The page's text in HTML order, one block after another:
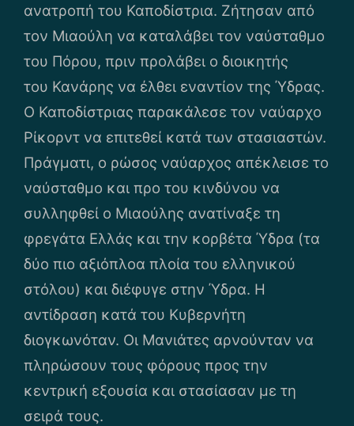
ανατροπή του Καποδίστρια. Ζήτησαν από
τον Μιαούλη να καταλάβει τον ναύσταθμο
του Πόρου, πριν προλάβει ο διοικητής
του Κανάρης να έλθει εναντίον της Ύδρας.
Ο Καποδίστριας παρακάλεσε τον ναύαρχο
Ρίκορντ να επιτεθεί κατά των στασιαστών.
Πράγματι, ο ρώσος ναύαρχος απέκλεισε το
ναύσταθμο και προ του κινδύνου να
συλληφθεί ο Μιαούλης ανατίναξε τη
φρεγάτα Ελλάς και την κορβέτα Ύδρα (τα
δύο πιο αξιόπλοα πλοία του ελληνικού
στόλου) και διέφυγε στην Ύδρα. Η
αντίδραση κατά του Κυβερνήτη
διογκωνόταν. Οι Μανιάτες αρνούνταν να
πληρώσουν τους φόρους προς την
κεντρική εξουσία και στασίασαν με τη
σειρά τους.